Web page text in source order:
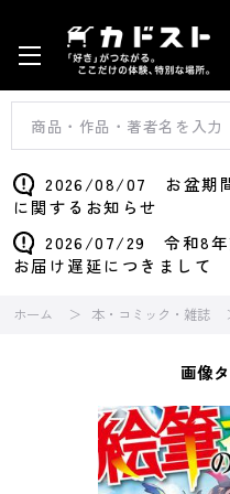
2026/08/07 お盆期
に関するお知らせ
2026/07/29 令和8年
お届け遅延につきまして
ホーム 本・コミック・雑誌
画像